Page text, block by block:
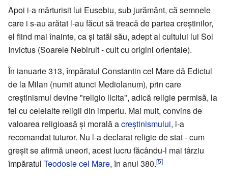
Apoi i-a mărturisit lui Eusebiu, sub jurământ, că semnele
care i s-au arătat l-au făcut să treacă de partea creștinilor,
el fiind mai înainte, ca și tatăl său, adept al cultului lui Sol
Invictus (Soarele Nebiruit - cult cu origini orientale).
În ianuarie 313, împăratul Constantin cel Mare dă Edictul
de la Milan (numit atunci Mediolanum), prin care
creștinismul devine "religio licita", adică religie permisă, la
fel cu celelalte religii din imperiu. Mai mult, convins de
valoarea religioasă și morală acreștinismului, l-a
recomandat tuturor. Nu l-a declarat religie de stat - cum
greșit se afirmă uneori, acest lucru făcându-l mai târziu
împăratul Teodosie cel Mare, în anul 380.[5]